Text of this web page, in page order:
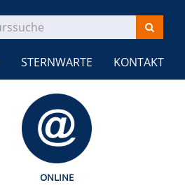
STERNWARTE KONTAKT
ONLINE